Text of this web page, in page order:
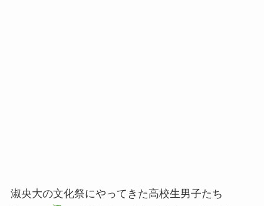
淑央大の文化祭にやってきた高校生男子たち